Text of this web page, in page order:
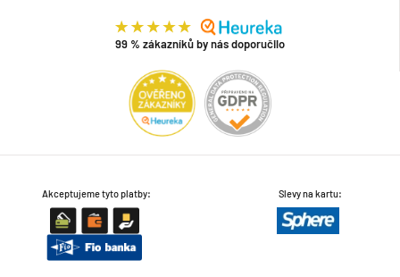
99 % zákazníků by nás doporučilo
Akceptujeme tyto platby: Slevy na kartu: